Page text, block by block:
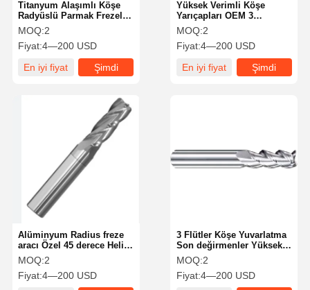
Titanyum Alaşımlı Köşe
Radyüslü Parmak Frezeler
4 Ağızlı Köşe Diş Açma
İçin
MOQ:2
Fiyat:4—200 USD
En iyi fiyat
Şimdi
Yüksek Verimli Köşe
Yarıçapları OEM 3
Alüminyum Flütleri
MOQ:2
Fiyat:4—200 USD
En iyi fiyat
Şimdi
Alüminyum Radius freze
aracı Özel 45 derece Helix
açısı
MOQ:2
Fiyat:4—200 USD
3 Flütler Köşe Yuvarlatma
Son değirmenler Yüksek
dayanıklılık Standart Son
değirmen yarıçapı
MOQ:2
Fiyat:4—200 USD